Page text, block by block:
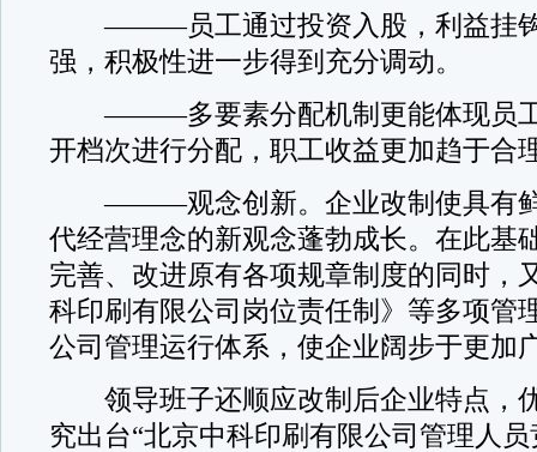
———员工通过投资入股，利益挂钩
强，积极性进一步得到充分调动。
———多要素分配机制更能体现员工
开档次进行分配，职工收益更加趋于合
———观念创新。企业改制使具有鲜
代经营理念的新观念蓬勃成长。在此基
完善、改进原有各项规章制度的同时，
科印刷有限公司岗位责任制》等多项管
公司管理运行体系，使企业阔步于更加
领导班子还顺应改制后企业特点，
究出台“北京中科印刷有限公司管理人